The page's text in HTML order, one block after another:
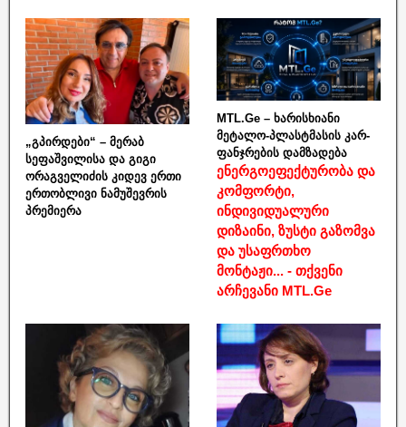
„გპირდები“ – მერაბ
სეფაშვილისა და გიგი
ორაგველიძის კიდევ ერთი
ერთობლივი ნამუშევრის
პრემიერა
MTL.Ge – ხარისხიანი
მეტალო-პლასტმასის კარ-
ფანჯრების დამზადება
ენერგოეფექტურობა და
კომფორტი,
ინდივიდუალური
დიზაინი, ზუსტი გაზომვა
და უსაფრთხო
მონტაჟი... - თქვენი
არჩევანი MTL.Ge